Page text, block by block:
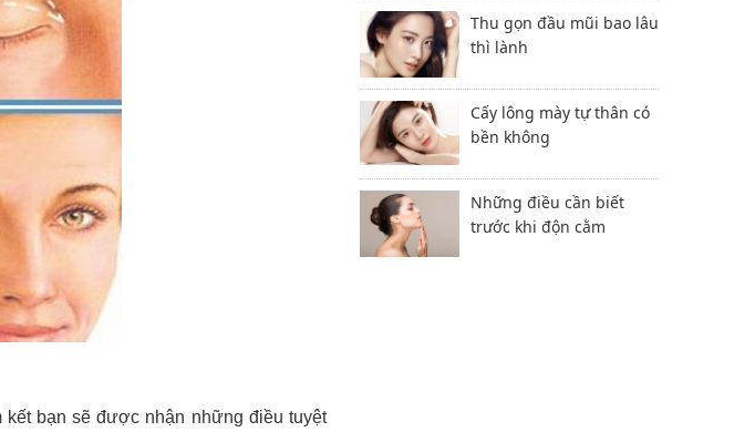
kết bạn sẽ được nhận những điều tuyệt
Thu gọn đầu mũi bao lâu
thì lành
Cấy lông mày tự thân có
bền không
Những điều cần biết
trước khi độn cằm